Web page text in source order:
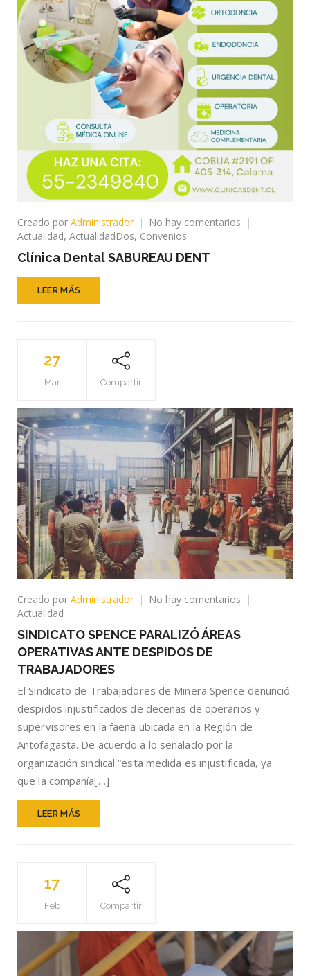
Creado por Administrador No hay comentarios
en
Actualidad, ActualidadDos, Convenios
Clínica Dental SABUREAU DENT
LEER MÁS
27
Mar Compartir
Creado por Administrador No hay comentarios
en
DESPIDOS
DE
Actualidad
SINDICATO SPENCE PARALIZÓ ÁREAS
OPERATIVAS ANTE DESPIDOS DE
TRABAJADORES
El Sindicato de Trabajadores de Minera Spence denunció
despidos injustificados de decenas de operarios y
supervisores en la faena ubicada en la Región de
Antofagasta. De acuerdo a lo señalado por la
organización sindical “esta medida es injustificada, ya
que la compañía[…]
LEER MÁS
17
Feb Compartir